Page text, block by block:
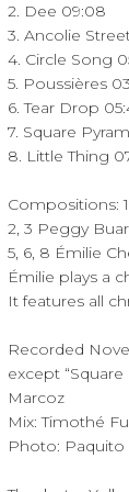
2. Dee 09:08
3. Ancolie
4. Circle Song
5. Poussières
6. Tear Drop
7. Square
8. Little Thing
Compositions:
2, 3 Peggy
5, 6, 8 Émilie
Émilie plays a
It features all
Recorded
except
Marcoz
Mix: Timothé
Photo: